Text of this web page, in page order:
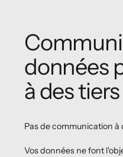
données
à des tiers
Pas de communication à
Vos données ne font